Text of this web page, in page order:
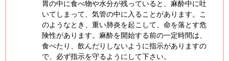
胃の中に食べ物や水分が残っていると、麻酔中に吐
いてしまって、気管の中に入ることがあります。こ
のようなとき、重い肺炎を起こして、命を落とす危
険性があります。麻酔を開始する前の一定時間は、
食べたり、飲んだりしないように指示がありますの
で、必ず指示を守るようにして下さい。